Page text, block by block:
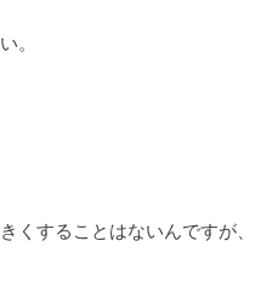
。
くすることはないんですが、